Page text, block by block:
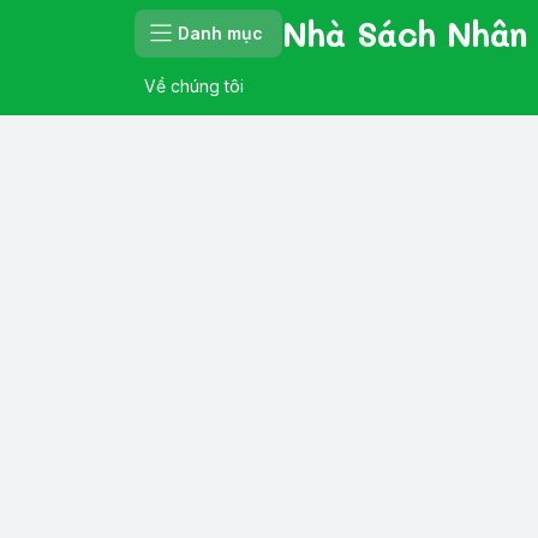
Danh mục Nhà Sách Nhân
Về chúng tôi